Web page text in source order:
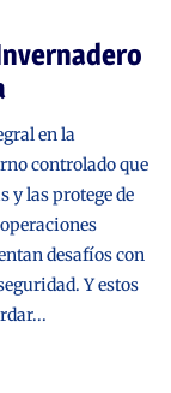
en la
controlado que
y las protege de
desafíos con
Y estos